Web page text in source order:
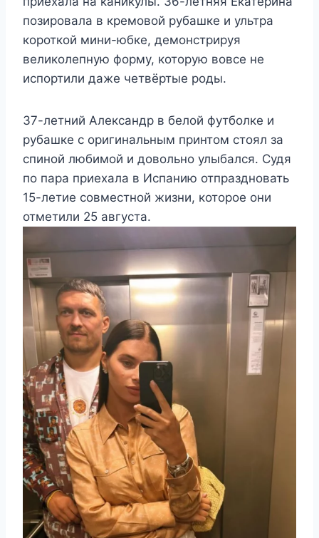
позировала в кремовой рубашке и ультра
короткой мини-юбке, демонстрируя
великолепную форму, которую вовсе не
испортили даже четвёртые роды.
37-летний Александр в белой футболке и
рубашке с оригинальным принтом стоял за
спиной любимой и довольно улыбался. Судя
по пара приехала в Испанию отпраздновать
15-летие совместной жизни, которое они
отметили 25 августа.